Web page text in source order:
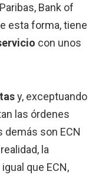
Bank of
esta forma, tiene
con unos
y, exceptuando
las órdenes
demás son ECN
la
que ECN,